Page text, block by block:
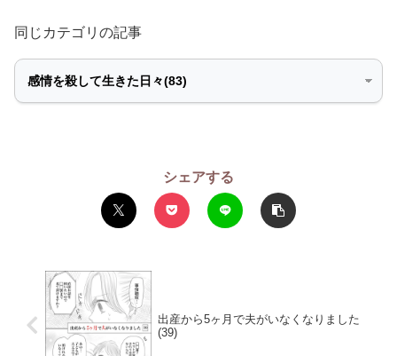
同じカテゴリの記事
シェアする
出産から5ヶ月で夫がいなくなりました
(39)